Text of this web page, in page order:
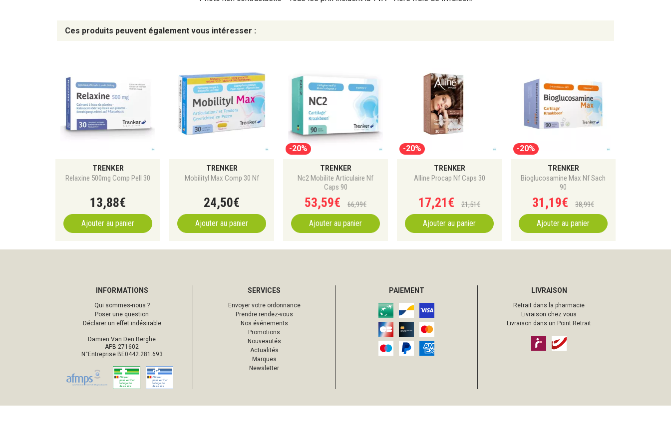
Ces produits peuvent également vous intéresser :
TRENKER
Relaxine 500mg Comp Pell 30
13,88€
Ajouter au panier
TRENKER
Mobilityl Max Comp 30 Nf
24,50€
Ajouter au panier
-20%
TRENKER
Nc2 Mobilite Articulaire Nf
Caps 90
53,59€ 66,99€
Ajouter au panier
-20%
TRENKER
Alline Procap Nf Caps 30
17,21€ 21,51€
Ajouter au panier
-20%
TRENKER
Bioglucosamine Max Nf Sach
90
31 ,19€ 38,99€
Ajouter au panier
INFORMATIONS
Qui sommes-nous ?
Poser une question
Déclarer un effet indésirable
Damien Van Den Berghe
APB 271602
N°Entreprise BE0442.281.693
SERVICES
Envoyer votre ordonnance
Prendre rendez-vous
Nos événements
Promotions
Nouveautés
Actualités
Marques
Newsletter
PAIEMENT LIVRAISON
Retrait dans la pharmacie
Livraison chez vous
Livraison dans un Point Retrait